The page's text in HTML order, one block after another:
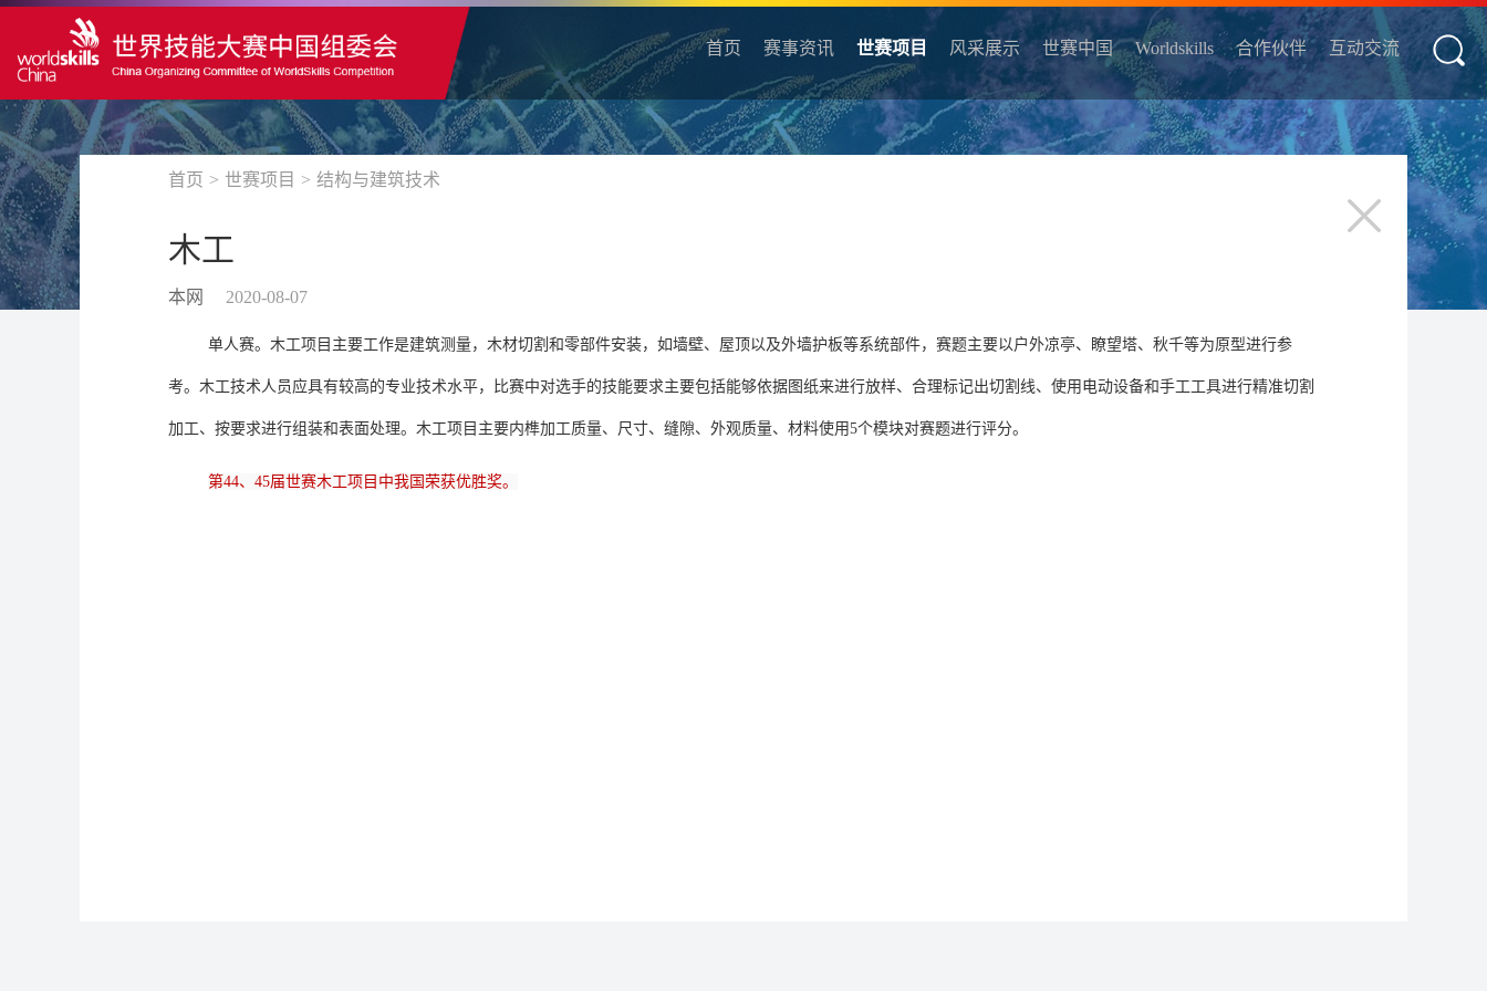
首页 赛事资讯 世赛项目 风采展示 世赛中国 Worldskills 合作伙伴 互动交流
首页 > 世赛项目 > 结构与建筑技术
木工
本网 2020-08-07
单人赛。木工项目主要工作是建筑测量，木材切割和零部件安装，如墙壁、屋顶以及外墙护板等系统部件，赛题主要以户外凉亭、瞭望塔、秋千等为原型进行参
考。木工技术人员应具有较高的专业技术水平，比赛中对选手的技能要求主要包括能够依据图纸来进行放样、合理标记出切割线、使用电动设备和手工工具进行精准切割
加工、按要求进行组装和表面处理。木工项目主要内榫加工质量、尺寸、缝隙、外观质量、材料使用5个模块对赛题进行评分。
第44、45届世赛木工项目中我国荣获优胜奖。